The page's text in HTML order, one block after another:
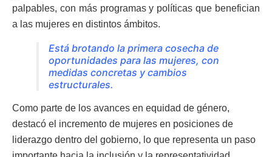
palpables, con más programas y políticas que benefician
a las mujeres en distintos ámbitos.
Está brotando la primera cosecha de
oportunidades para las mujeres, con
medidas concretas y cambios
estructurales.
Como parte de los avances en equidad de género,
destacó el incremento de mujeres en posiciones de
liderazgo dentro del gobierno, lo que representa un paso